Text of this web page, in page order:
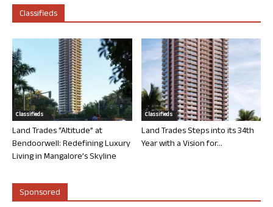
Classifieds
Classifieds
Land Trades “Altitude” at
Bendoorwell: Redefining Luxury
Living in Mangalore’s Skyline
Classifieds
Land Trades Steps into its 34th
Year with a Vision for...
Sponsored